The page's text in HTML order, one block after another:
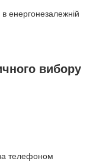
енергонезалежній
вибору
телефоном